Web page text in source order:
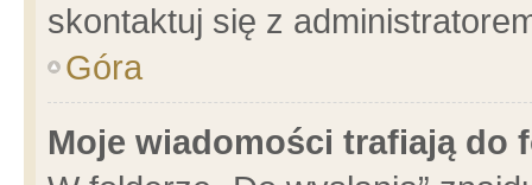
skontaktuj się z
Góra
Moje wiadomości trafiają do